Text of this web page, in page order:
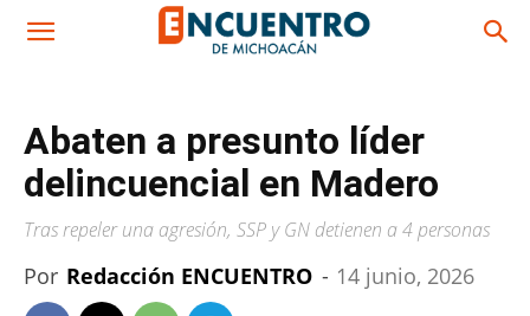
Abaten a presunto líder
delincuencial en Madero
Tras repeler una agresión, SSP y GN detienen a 4 personas
Por Redacción ENCUENTRO - 14 junio, 2026